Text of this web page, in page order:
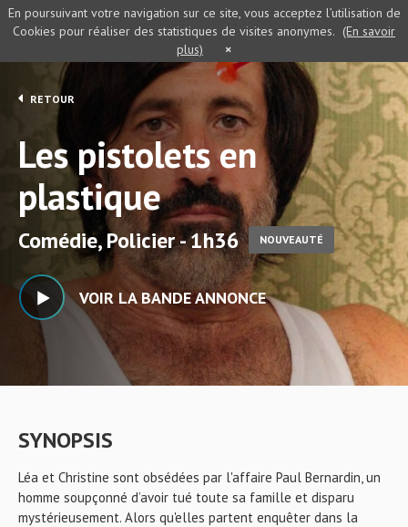
RETOUR
Les pistolets en
plastique
Comédie, Policier - 1h36 NOUVEAUTÉ
VOIR LA BANDE ANNONCE
SYNOPSIS
Léa et Christine sont obsédées par l'affaire Paul Bernardin, un
homme soupçonné d’avoir tué toute sa famille et disparu
mystérieusement. Alors qu'elles partent enquêter dans la
En poursuivant votre navigation sur ce site, vous acceptez l’utilisation de
Cookies pour réaliser des statistiques de visites anonymes. (En savoir
plus)
×